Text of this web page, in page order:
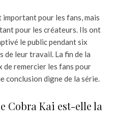
important pour les fans, mais
pour les créateurs. Ils ont
le public pendant six
de leur travail. La fin de la
de remercier les fans pour
conclusion digne de la série.
Cobra Kai est-elle la